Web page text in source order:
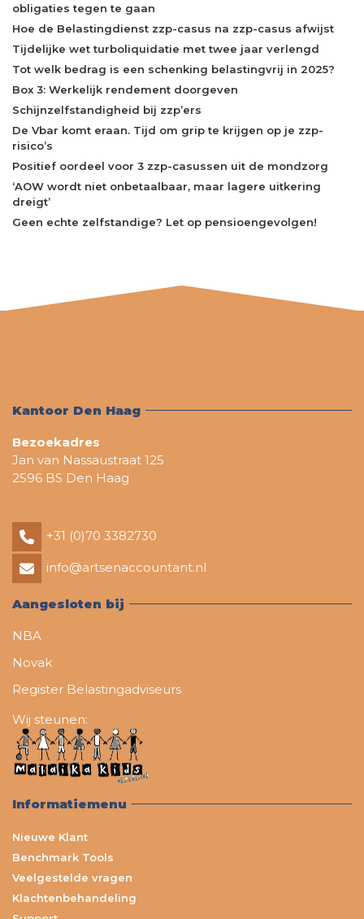
obligaties tegen te gaan
Hoe de Belastingdienst zzp-casus na zzp-casus afwijst
Tijdelijke wet turboliquidatie met twee jaar verlengd
Tot welk bedrag is een schenking belastingvrij in 2025?
Box 3: Werkelijk rendement doorgeven
Schijnzelfstandigheid bij zzp’ers
De Vbar komt eraan. Tijd om grip te krijgen op je zzp-
risico’s
Positief oordeel voor 3 zzp-casussen uit de mondzorg
‘AOW wordt niet onbetaalbaar, maar lagere uitkering
dreigt’
Geen echte zelfstandige? Let op pensioengevolgen!
Kantoor Den Haag
Bezoekadres
Jan van Nassaustraat 125
2596 BS Den Haag
+31 (0)70 3382730
info@artsenaccountant.nl
Aangesloten bij
NBA
Novak
Register Belastingadviseurs
Wij steunen:
Informatiemenu
Nieuwe Klant
Benchmark Tools
Veelgestelde vragen
Klachtenbehandeling